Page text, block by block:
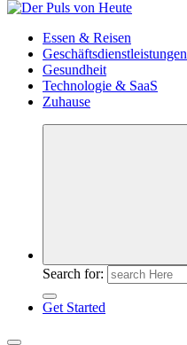
Meldungen die Resonanz finden
Essen & Reisen
Geschäftsdienstleistungen
Gesundheit
Technologie & SaaS
Zuhause
Search for:
Get Started